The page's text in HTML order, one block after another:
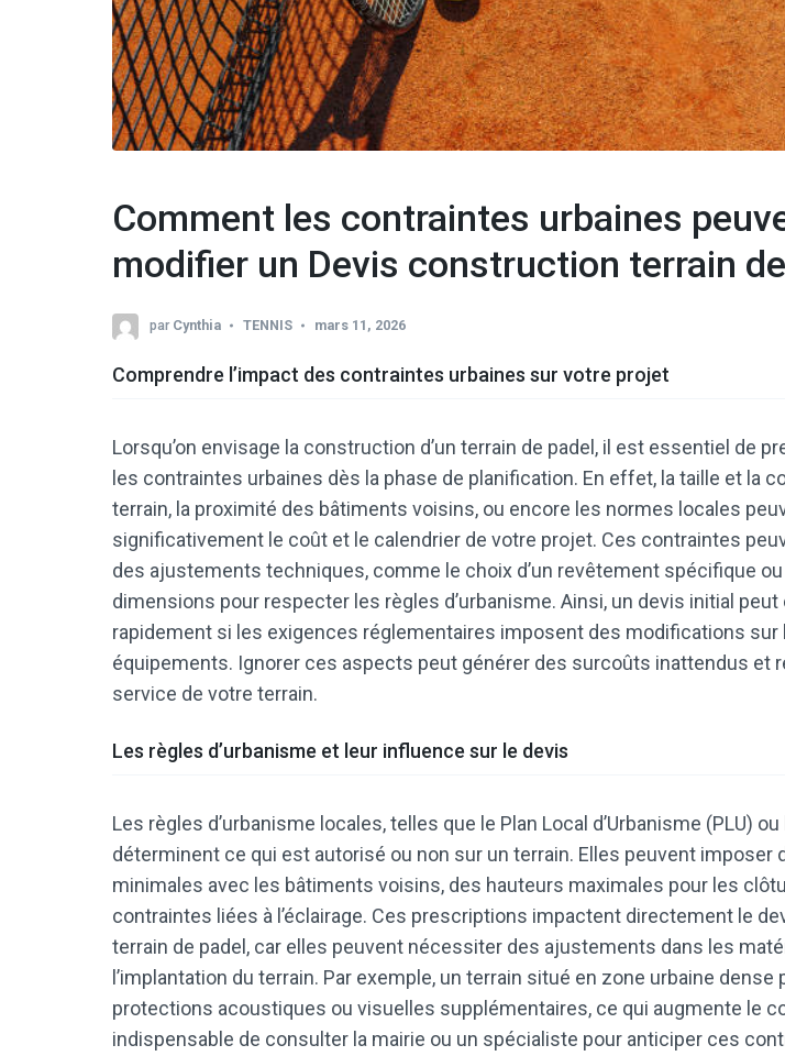
Comment les contraintes urbaines
modifier un Devis construction terrain
par Cynthia TENNIS mars 11, 2026
Comprendre l’impact des contraintes urbaines sur votre projet
Lorsqu’on envisage la construction d’un terrain de padel, il est essentiel de
les contraintes urbaines dès la phase de planification. En effet, la taille et la
terrain, la proximité des bâtiments voisins, ou encore les normes locales
significativement le coût et le calendrier de votre projet. Ces contraintes
des ajustements techniques, comme le choix d’un revêtement spécifique ou
dimensions pour respecter les règles d’urbanisme. Ainsi, un devis initial peut
rapidement si les exigences réglementaires imposent des modifications sur
équipements. Ignorer ces aspects peut générer des surcoûts inattendus et
service de votre terrain.
Les règles d’urbanisme et leur influence sur le devis
Les règles d’urbanisme locales, telles que le Plan Local d’Urbanisme (PLU)
déterminent ce qui est autorisé ou non sur un terrain. Elles peuvent imposer
minimales avec les bâtiments voisins, des hauteurs maximales pour les
contraintes liées à l’éclairage. Ces prescriptions impactent directement le
terrain de padel, car elles peuvent nécessiter des ajustements dans les
l’implantation du terrain. Par exemple, un terrain situé en zone urbaine dense
protections acoustiques ou visuelles supplémentaires, ce qui augmente le
indispensable de consulter la mairie ou un spécialiste pour anticiper ces